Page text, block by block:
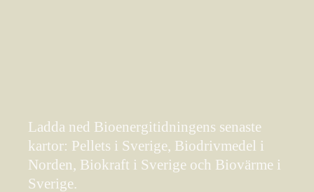
Ladda ned Bioenergitidningens senaste
kartor: Pellets i Sverige, Biodrivmedel i
Norden, Biokraft i Sverige och Biovärme i
Sverige.